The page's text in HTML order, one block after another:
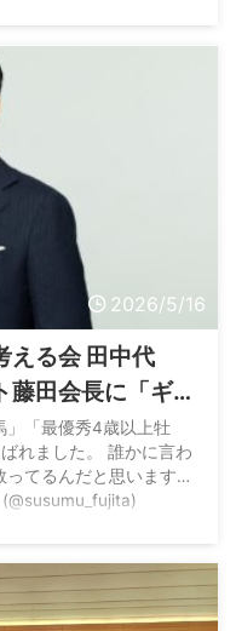
2026/5/16
える会 田中代
藤田会長に「ギ
頂きたい」と物
」「最優秀4歳以上牡
れました。 誰かに言わ
ってるんだと思います…